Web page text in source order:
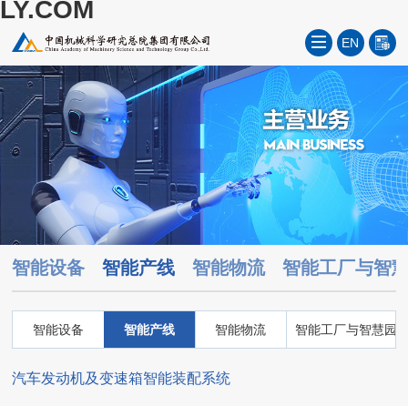
LY.COM
EN
智能设备 智能产线 智能物流 智能工厂与智
智能设备 智能产线 智能物流 智能工厂与智慧园
汽车发动机及变速箱智能装配系统